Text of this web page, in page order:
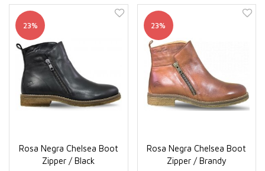
23%
Rosa Negra Chelsea Boot
Zipper / Black
23%
Rosa Negra Chelsea Boot
Zipper / Brandy